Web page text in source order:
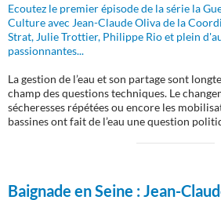
Ecoutez le premier épisode de la série la
Culture avec Jean-Claude Oliva de la
Strat, Julie Trottier, Philippe Rio et plein
passionnantes...
La gestion de l’eau et son partage sont
champ des questions techniques. Le
sécheresses répétées ou encore les
bassines ont fait de l’eau une question
Baignade en Seine :Jean-